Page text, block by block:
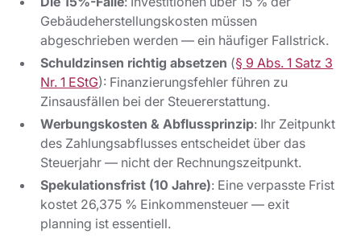
Gebäudeherstellungskosten müssen
abgeschrieben werden — ein häufiger Fallstrick.
Schuldzinsen richtig absetzen (§ 9 Abs. 1 Satz 3
Nr. 1 EStG): Finanzierungsfehler führen zu
Zinsausfällen bei der Steuererstattung.
Werbungskosten & Abflussprinzip: Ihr Zeitpunkt
des Zahlungsabflusses entscheidet über das
Steuerjahr — nicht der Rechnungszeitpunkt.
Spekulationsfrist (10 Jahre): Eine verpasste Frist
kostet 26,375 % Einkommensteuer — exit
planning ist essentiell.